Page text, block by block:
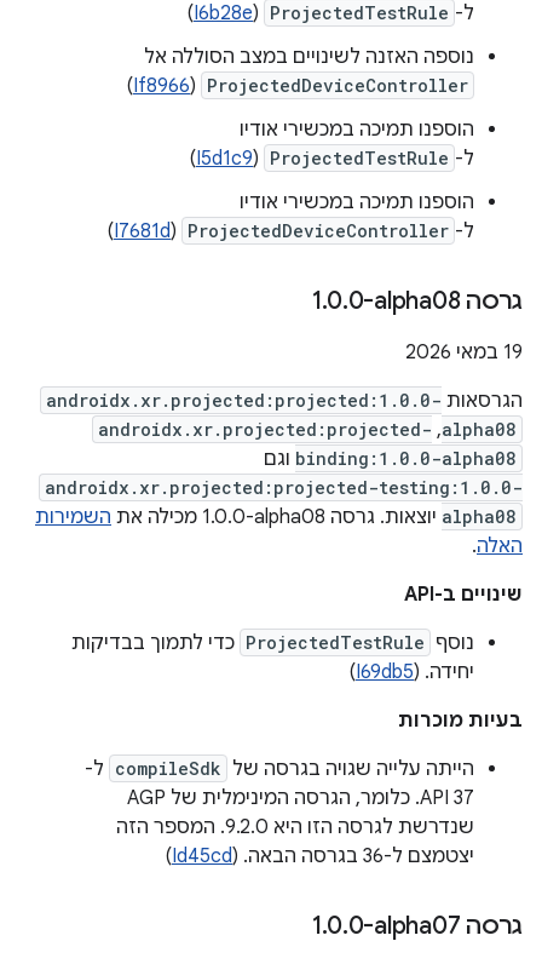
ל- ProjectedTestRule
(
I6b28e
)
נוספה האזנה לשינויים במצב הסוללה אל
ProjectedDeviceController
(
If8966
)
הוספנו תמיכה במכשירי אודיו
ל- ProjectedTestRule
(
I5d1c9
)
הוספנו תמיכה במכשירי אודיו
ל- ProjectedDeviceController
(
I7681d
)
גרסה ‎1 .0.0-alpha08
‫19 במאי 2026
הגרסאות androidx.xr.projected:projected:1.0.0-
alpha08
,
androidx.xr.projected:projected-
binding:1.0.0-alpha08 וגם
androidx.xr.projected:projected-testing:1.0.0-
alpha08 יוצאות. גרסה ‎1.0.0-alpha08 מכילה את
השמירות
האלה.
שינויים ב-API
נוסף ProjectedTestRule כדי לתמוך בבדיקות
יחידה. (I69db5
)
בעיות מוכרות
הייתה עלייה שגויה בגרסה של compileSdk ל-
API 37. כלומר, הגרסה המינימלית של AGP
שנדרשת לגרסה הזו היא 9.2.0. המספר הזה
יצטמצם ל-36 בגרסה הבאה. (
Id45cd
)
גרסה ‎1 .0.0-alpha07